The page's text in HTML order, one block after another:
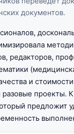
документов.
редакторов,
и
проекты.
предложит